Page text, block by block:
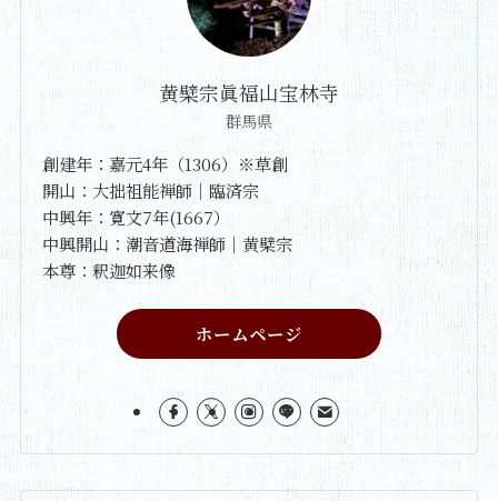
黄檗宗眞福山宝林寺
群馬県
創建年：嘉元4年（1306）※草創
開山：大拙祖能禅師｜臨済宗
中興年：寛文7年(1667）
中興開山：潮音道海禅師｜黄檗宗
本尊：釈迦如来像
ホームページ